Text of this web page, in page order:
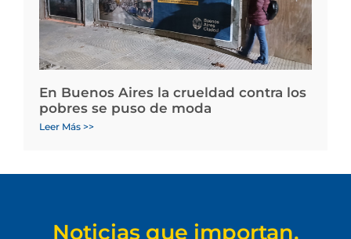
En Buenos Aires la crueldad contra los
pobres se puso de moda
Leer Más >>
Noticias que importan.